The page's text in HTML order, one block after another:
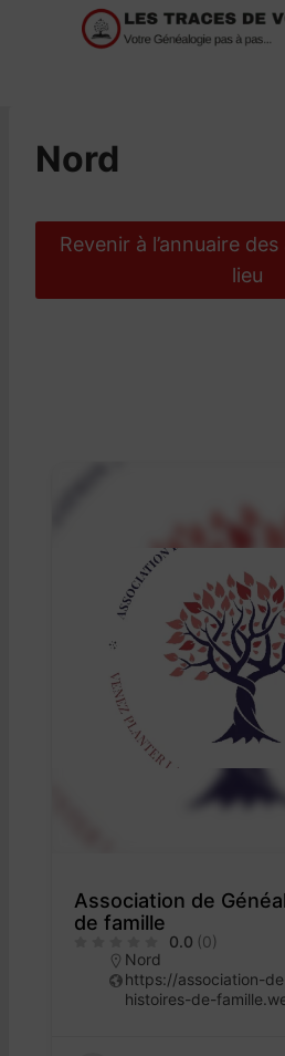
Nord
Revenir à l’annuaire
lieu
Association de
de famille
0.0 (0)
Nord
https://association-
histoires-de-